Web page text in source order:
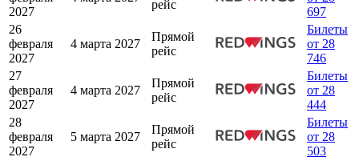
2027
рейс
697
26
февраля
2027
4 марта 2027
Прямой
рейс
Билеты
от 28
746
27
февраля
2027
4 марта 2027
Прямой
рейс
Билеты
от 28
444
28
февраля
2027
5 марта 2027
Прямой
рейс
Билеты
от 28
503